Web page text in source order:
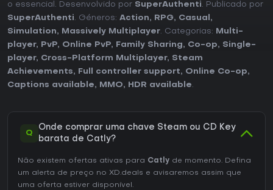
o essencial. Desenvolvido por SuperAuthenti. Publicado por
SuperAuthenti. Géneros: Action, RPG, Casual ,
Simulation, Massively Multiplayer. Categorias:
Multi-
player, PvP, Online PvP, Family Sharing, Co-op, Single-
player, Cross-Platform Multiplayer, Steam
Achievements, Full controller support, Online Co-op,
Captions available, MMO, HDR available.
Q
Onde comprar uma chave Steam ou CD Key
barata de Catly?
Não existem ofertas ativas para Catly de momento. Defina
um alerta de preço no XD.deals e avisaremos assim que
uma oferta estiver disponível.